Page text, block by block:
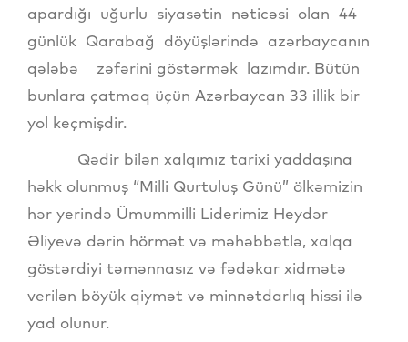
apardığı uğurlu siyasətin nəticəsi olan 44
günlük Qarabağ döyüşlərində azərbaycanın
qələbə zəfərini göstərmək lazımdır. Bütün
bunlara çatmaq üçün Azərbaycan 33 illik bir
yol keçmişdir.
Qədir bilən xalqımız tarixi yaddaşına
həkk olunmuş “Milli Qurtuluş Günü” ölkəmizin
hər yerində Ümummilli Liderimiz Heydər
Əliyevə dərin hörmət və məhəbbətlə, xalqa
göstərdiyi təmənnasız və fədəkar xidmətə
verilən böyük qiymət və minnətdarlıq hissi ilə
yad olunur.